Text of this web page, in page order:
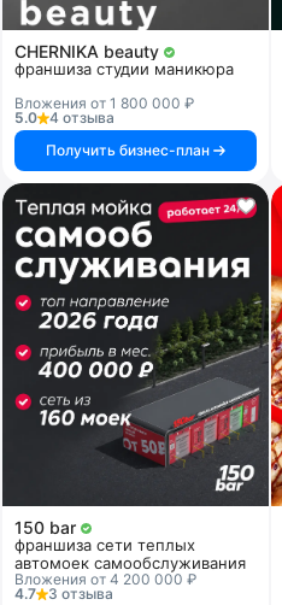
CHERNIKA beauty
франшиза студии маникюра
Вложения от 1 800 000 ₽
5.0
4 отзыва
Получить бизнес-план
150 bar
франшиза сети теплых
автомоек самообслуживания
Вложения от 4 200 000 ₽
4.7
3 отзыва